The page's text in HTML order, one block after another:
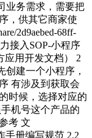
业务需求，需要把
，供其它商家使
2d9aebed-68ff-
接入SOP-小程序
应用开发文档） 2
创建一个小程序，
有涉及到获取会
时候，选择对应的
机号这个产品的
考 文
手册编写规范 2.2